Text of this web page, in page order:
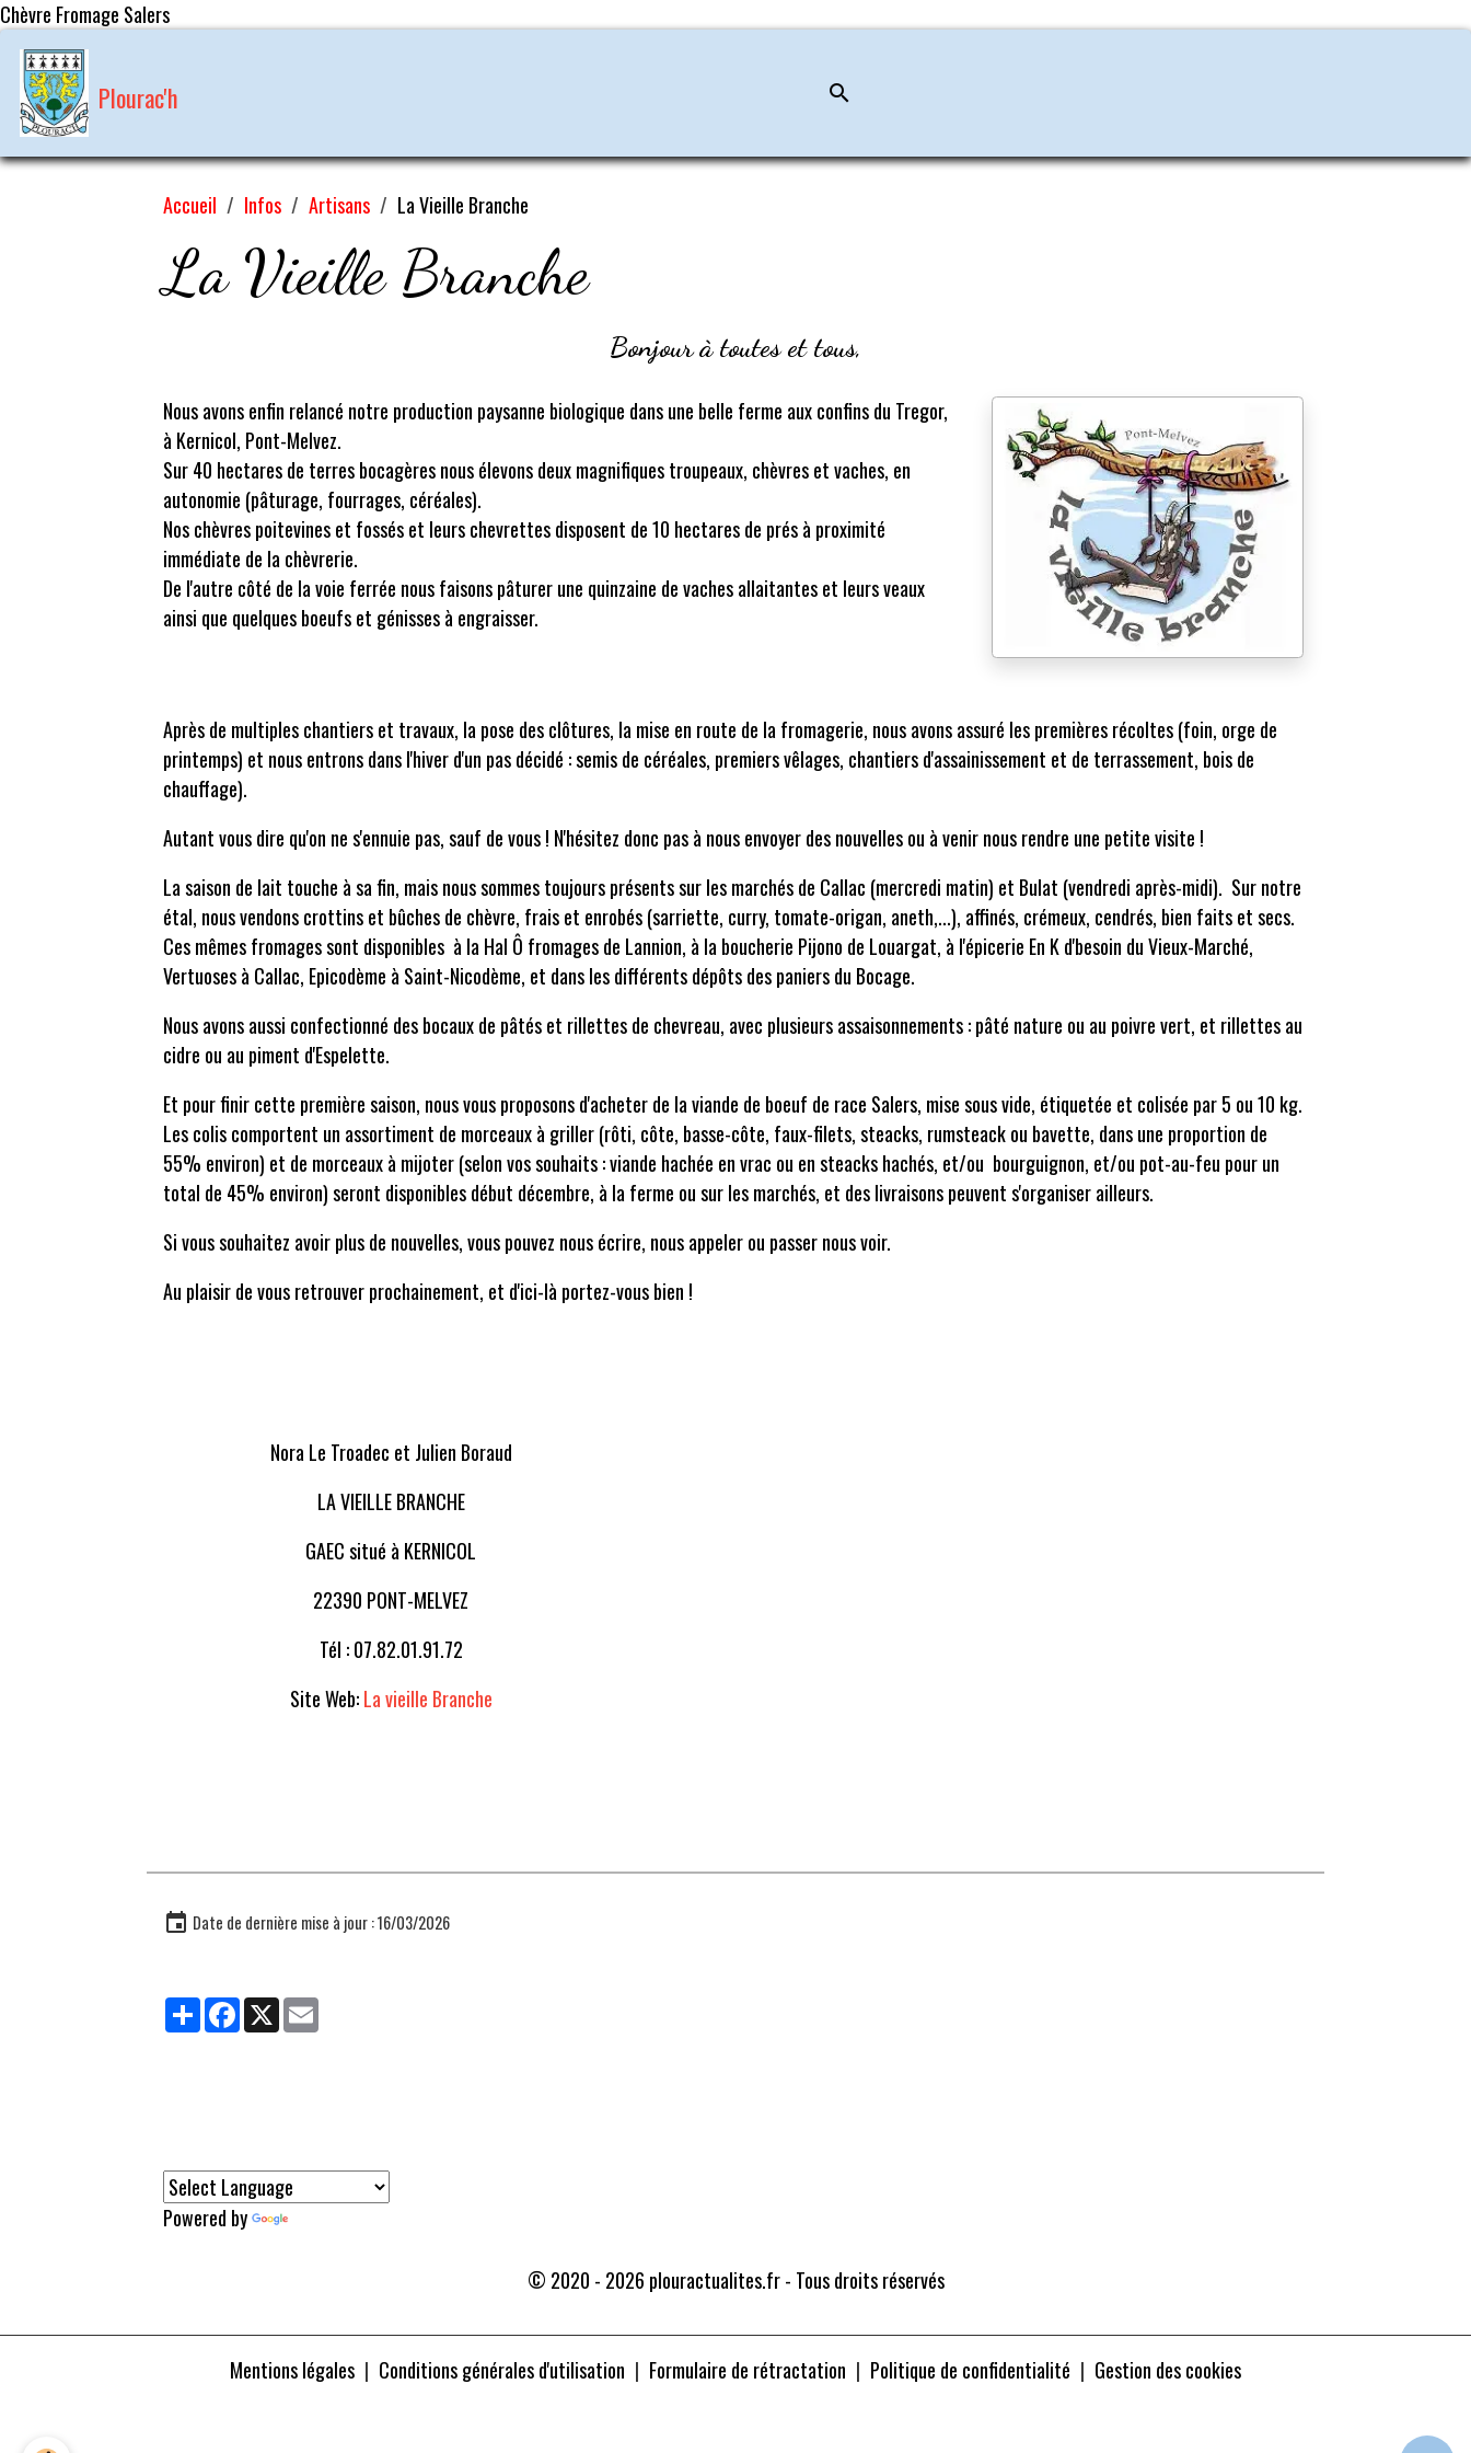
Chèvre Fromage Salers
Plourac'h
Accueil Infos Artisans La Vieille Branche
La Vieille Branche
Bonjour à toutes et tous,
Nous avons enfin relancé notre production paysanne biologique dans une belle ferme aux confins du Tregor,
à Kernicol, Pont-Melvez.
Sur 40 hectares de terres bocagères nous élevons deux magnifiques troupeaux, chèvres et vaches, en
autonomie (pâturage, fourrages, céréales).
Nos chèvres poitevines et fossés et leurs chevrettes disposent de 10 hectares de prés à proximité
immédiate de la chèvrerie.
De l'autre côté de la voie ferrée nous faisons pâturer une quinzaine de vaches allaitantes et leurs veaux
ainsi que quelques boeufs et génisses à engraisser.
Après de multiples chantiers et travaux, la pose des clôtures, la mise en route de la fromagerie, nous avons assuré les premières récoltes (foin, orge de
printemps) et nous entrons dans l'hiver d'un pas décidé : semis de céréales, premiers vêlages, chantiers d'assainissement et de terrassement, bois de
chauffage).
Autant vous dire qu'on ne s'ennuie pas, sauf de vous ! N'hésitez donc pas à nous envoyer des nouvelles ou à venir nous rendre une petite visite !
La saison de lait touche à sa fin, mais nous sommes toujours présents sur les marchés de Callac (mercredi matin) et Bulat (vendredi après-midi). Sur notre
étal, nous vendons crottins et bûches de chèvre, frais et enrobés (sarriette, curry, tomate-origan, aneth,...), affinés, crémeux, cendrés, bien faits et secs.
Ces mêmes fromages sont disponibles à la Hal Ô fromages de Lannion, à la boucherie Pijono de Louargat, à l'épicerie En K d'besoin du Vieux-Marché,
Vertuoses à Callac, Epicodème à Saint-Nicodème, et dans les différents dépôts des paniers du Bocage.
Nous avons aussi confectionné des bocaux de pâtés et rillettes de chevreau, avec plusieurs assaisonnements : pâté nature ou au poivre vert, et rillettes au
cidre ou au piment d'Espelette.
Et pour finir cette première saison, nous vous proposons d'acheter de la viande de boeuf de race Salers, mise sous vide, étiquetée et colisée par 5 ou 10 kg.
Les colis comportent un assortiment de morceaux à griller (rôti, côte, basse-côte, faux-filets, steacks, rumsteack ou bavette, dans une proportion de
55% environ) et de morceaux à mijoter (selon vos souhaits : viande hachée en vrac ou en steacks hachés, et/ou bourguignon, et/ou pot-au-feu pour un
total de 45% environ) seront disponibles début décembre, à la ferme ou sur les marchés, et des livraisons peuvent s'organiser ailleurs.
Si vous souhaitez avoir plus de nouvelles, vous pouvez nous écrire, nous appeler ou passer nous voir.
Au plaisir de vous retrouver prochainement, et d'ici-là portez-vous bien !
Nora Le Troadec et Julien Boraud
LA VIEILLE BRANCHE
GAEC situé à KERNICOL
22390 PONT-MELVEZ
Tél : 07.82.01.91.72
Site Web:La vieille Branche
Date de dernière mise à jour : 16/03/2026
PartagerFacebook
X
Powered by
© 2020 - 2026 plouractualites.fr - Tous droits réservés
Mentions légales Conditions générales d'utilisation Formulaire de rétractation Politique de confidentialité Gestion des cookies